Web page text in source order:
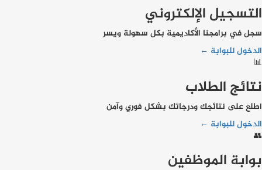
التسجيل الإلكتروني
سجل في برامجنا الأكاديمية بكل سهولة ويسر
الدخول للبوابة ←
📊
نتائج الطلاب
اطلع على نتائجك ودرجاتك بشكل فوري وآمن
الدخول للبوابة ←
👥
بوابة الموظفين